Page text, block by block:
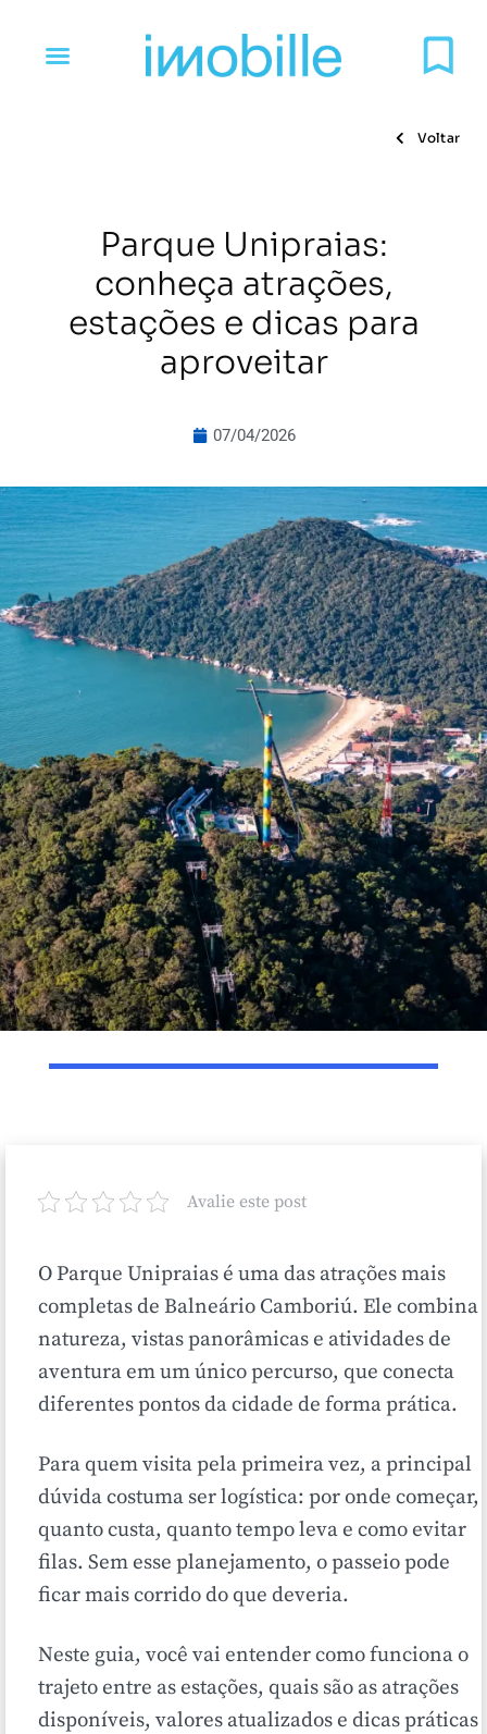
Voltar
Parque Unipraias:
conheça atrações,
estações e dicas para
aproveitar
07/04/2026
Avalie este post
O Parque Unipraias é uma das atrações mais
completas de Balneário Camboriú. Ele combina
natureza, vistas panorâmicas e atividades de
aventura em um único percurso, que conecta
diferentes pontos da cidade de forma prática.
Para quem visita pela primeira vez, a principal
dúvida costuma ser logística: por onde começar,
quanto custa, quanto tempo leva e como evitar
filas. Sem esse planejamento, o passeio pode
ficar mais corrido do que deveria.
Neste guia, você vai entender como funciona o
trajeto entre as estações, quais são as atrações
disponíveis, valores atualizados e dicas práticas